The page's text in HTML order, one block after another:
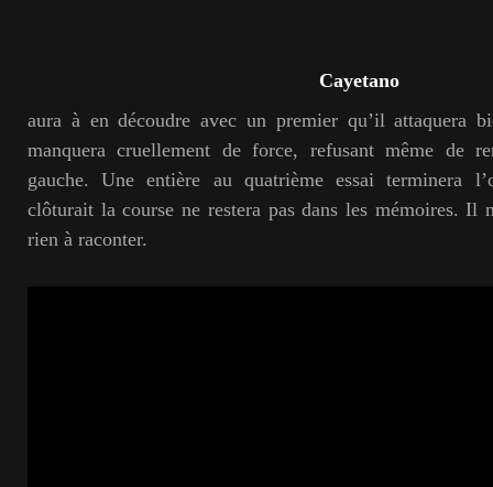
Cayetano
aura à en découdre avec un premier qu’il attaquera
manquera cruellement de force, refusant même de
gauche. Une entière au quatrième essai terminera
clôturait la course ne restera pas dans les mémoires. Il
rien à raconter.